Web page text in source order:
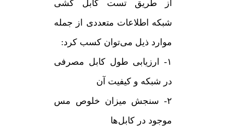
از طریق تست کابل کشی
شبکه اطلاعات متعددی از جمله
موارد ذیل می‌توان کسب کرد:
۱- ارزیابی طول کابل مصرفی
در شبکه و کیفیت آن
۲- سنجش میزان خلوص مس
موجود در کابل‌ها